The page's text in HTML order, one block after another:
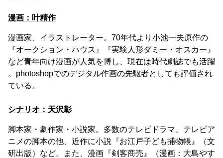
漫画：叶精作
漫画家、イラストレーター。70年代より小池一夫原作の
『オークション・ハウス』『実験人形ダミー・オスカー』
など青年向け漫画が人気を博し、現在は時代劇誌でも活躍
。photoshopでのデジタル作画の先駆者としても評価され
ている。
シナリオ：天沢彰
脚本家・劇作家・小説家。多数のテレビドラマ、テレビア
ニメの脚本の他、近作に小説『お江戸子ども捕物帳』（文
研出版）など。また、漫画『剣客商売』（漫画：大島やす